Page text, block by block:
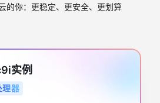
的你：更稳定、更安全、更划算
实例
理器